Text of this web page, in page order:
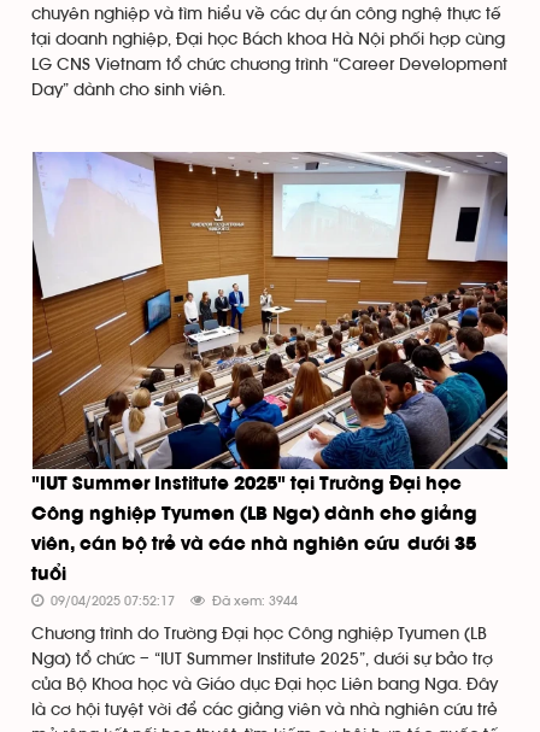
chuyên nghiệp và tìm hiểu về các dự án công nghệ thực tế
tại doanh nghiệp, Đại học Bách khoa Hà Nội phối hợp cùng
LG CNS Vietnam tổ chức chương trình “Career Development
Day” dành cho sinh viên.
"IUT Summer Institute 2025" tại Trường Đại học
Công nghiệp Tyumen (LB Nga) dành cho giảng
viên, cán bộ trẻ và các nhà nghiên cứu dưới 35
tuổi
09/04/2025 07:52:17 Đã xem: 3944
Chương trình do Trường Đại học Công nghiệp Tyumen (LB
Nga) tổ chức – “IUT Summer Institute 2025”, dưới sự bảo trợ
của Bộ Khoa học và Giáo dục Đại học Liên bang Nga. Đây
là cơ hội tuyệt vời để các giảng viên và nhà nghiên cứu trẻ